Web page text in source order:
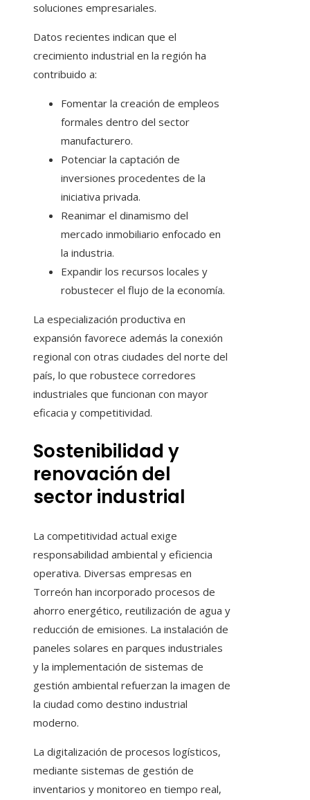
soluciones empresariales.
Datos recientes indican que el
crecimiento industrial en la región ha
contribuido a:
Fomentar la creación de empleos
formales dentro del sector
manufacturero.
Potenciar la captación de
inversiones procedentes de la
iniciativa privada.
Reanimar el dinamismo del
mercado inmobiliario enfocado en
la industria.
Expandir los recursos locales y
robustecer el flujo de la economía.
La especialización productiva en
expansión favorece además la conexión
regional con otras ciudades del norte del
país, lo que robustece corredores
industriales que funcionan con mayor
eficacia y competitividad.
Sostenibilidad y
renovación del
sector industrial
La competitividad actual exige
responsabilidad ambiental y eficiencia
operativa. Diversas empresas en
Torreón han incorporado procesos de
ahorro energético, reutilización de agua y
reducción de emisiones. La instalación de
paneles solares en parques industriales
y la implementación de sistemas de
gestión ambiental refuerzan la imagen de
la ciudad como destino industrial
moderno.
La digitalización de procesos logísticos,
mediante sistemas de gestión de
inventarios y monitoreo en tiempo real,